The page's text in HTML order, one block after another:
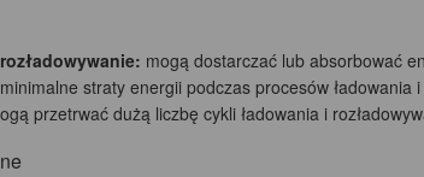
mogą dostarczać lub absorbować
minimalne straty energii podczas procesów ładowania
przetrwać dużą liczbę cykli ładowania i